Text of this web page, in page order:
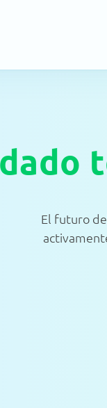
SistemasEl futuro